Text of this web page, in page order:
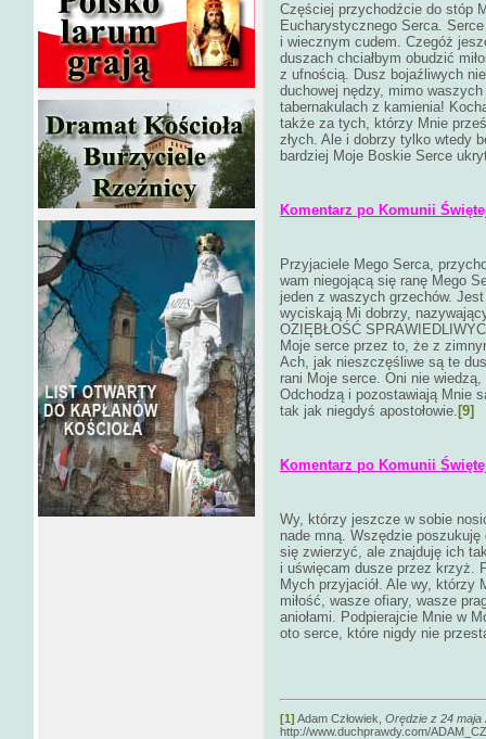
Częściej przychodźcie do stóp
Eucharystycznego Serca.
i wiecznym cudem. Czegóż
duszach chciałbym obudzić
z ufnością. Dusz bojaźliwych
duchowej nędzy, mimo
tabernakulach z kamienia!
także za tych, którzy Mnie
złych. Ale i dobrzy tylko wtedy
bardziej Moje Boskie Serce
Komentarz po Komunii
Przyjaciele Mego Serca,
wam niegojącą się ranę Mego
jeden z waszych grzechów.
wyciskają Mi dobrzy,
OZIĘBŁOŚĆ
Moje serce przez to, że z
Ach, jak nieszczęśliwe są te
rani Moje serce. Oni nie
Odchodzą i pozostawiają Mnie
tak jak niegdyś apostołowie. [9]
Komentarz po Komunii
Wy, którzy jeszcze w sobie
nade mną. Wszędzie
się zwierzyć, ale znajduję ich
i uświęcam dusze przez krzyż.
Mych przyjaciół. Ale wy,
miłość, wasze ofiary, wasze
aniołami. Podpierajcie Mnie w
oto serce, które nigdy nie
[1] Adam Człowiek, Orędzie z 24
http://www.duchprawdy.com/